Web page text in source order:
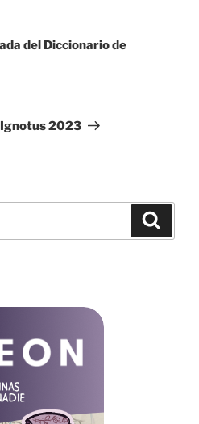
del Diccionario de
Ignotus 2023